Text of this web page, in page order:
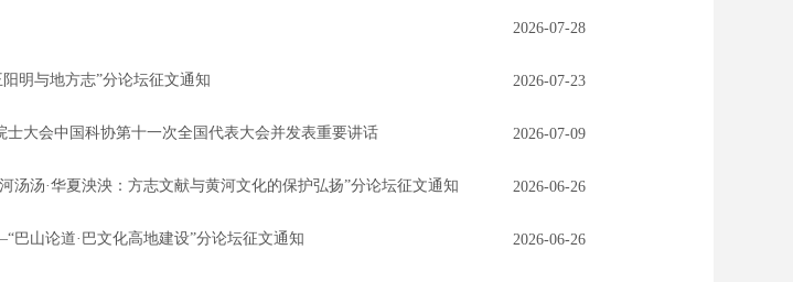
2026-07-28
明与地方志”分论坛征文通知 2026-07-23
大会中国科协第十一次全国代表大会并发表重要讲话 2026-07-09
汤汤·华夏泱泱：方志文献与黄河文化的保护弘扬”分论坛征文通知 2026-06-26
山论道·巴文化高地建设”分论坛征文通知 2026-06-26